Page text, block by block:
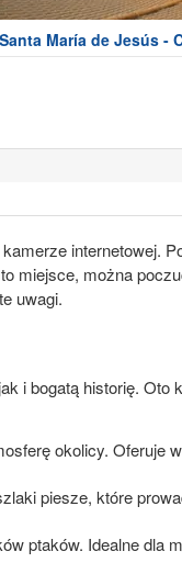
María de Jesús -
internetowej.
miejsce, można
uwagi.
i bogatą historię. Oto
okolicy. Oferuje
piesze, które
ptaków. Idealne dla